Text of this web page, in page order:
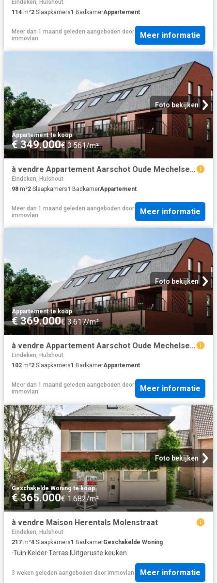
Eindeken, Hulshout
114 m²2 Slaapkamers1 BadkamerAppartement
Meer dan 1 maand geleden aangeboden door
immovlan
Meer informatie
Foto bekijken
Appartement·te koop
€ 349.000€ 3.561/m²
à vendre Appartement Aarschot Oude Mechelsebaan
Eindeken, Hulshout
98 m²2 Slaapkamers1 BadkamerAppartement
Meer dan 1 maand geleden aangeboden door
immovlan
Meer informatie
Foto bekijken
Appartement·te koop
€ 369.000€ 3.617/m²
à vendre Appartement Aarschot Oude Mechelsebaan
Eindeken, Hulshout
102 m²2 Slaapkamers1 BadkamerAppartement
Meer dan 1 maand geleden aangeboden door
immovlan
Meer informatie
Foto bekijken
Geschakelde Woning·te koop
€ 365.000€ 1.682/m²
à vendre Maison Herentals Molenstraat
Eindeken, Hulshout
217 m²4 Slaapkamers1 BadkamerGeschakelde Woning
·Tuin·Kelder·Terras· IUitgeruste keuken
3 weken geleden aangeboden door immovlan Meer informatie